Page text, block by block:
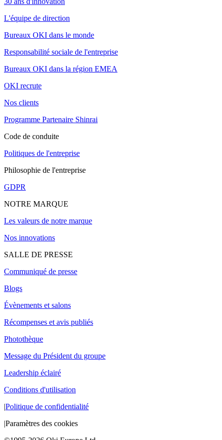
L'équipe de direction
Bureaux OKI dans le monde
Responsabilité sociale de l'entreprise
Bureaux OKI dans la région EMEA
OKI recrute
Nos clients
Programme Partenaire Shinrai
Code de conduite
Politiques de l'entreprise
Philosophie de l'entreprise
GDPR
NOTRE MARQUE
Les valeurs de notre marque
Nos innovations
SALLE DE PRESSE
Communiqué de presse
Blogs
Évènements et salons
Récompenses et avis publiés
Photothèque
Message du Président du groupe
Leadership éclairé
Conditions d'utilisation
|Politique de confidentialité
|Paramètres des cookies